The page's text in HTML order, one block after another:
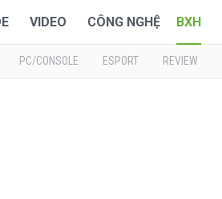
VIDEO CÔNG NGHỆ BXH
PC/CONSOLE ESPORT REVIEW